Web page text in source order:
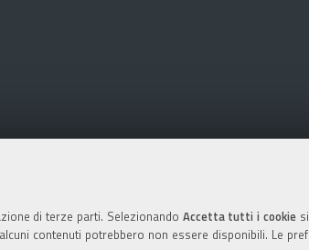
di terze parti. Selezionando Accetta tutti i cookiesi
contenuti potrebbero non essere disponibili. Le